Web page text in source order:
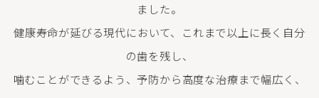
ました。
健康寿命が延びる現代において、これまで以上に長く自分
の歯を残し、
噛むことができるよう、予防から高度な治療まで幅広く、